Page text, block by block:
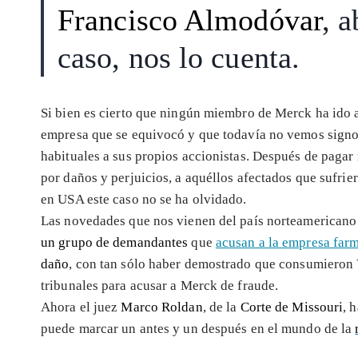
Francisco Almodóvar,
caso, nos lo cuenta.
Si bien es cierto que ningún miembro de Merck ha
empresa que se equivocó y que todavía no vemos
habituales a sus propios accionistas. Después de
por daños y perjuicios, a aquéllos afectados que
en USA este caso no se ha olvidado.
Las novedades que nos vienen del país
un grupo de demandantes que acusan a la empresa
daño, con tan sólo haber demostrado que
tribunales para acusar a Merck de fraude.
Ahora el juezMarco Roldan, de la Corte de Missouri,
puede marcar un antes y un después en el mundo de la